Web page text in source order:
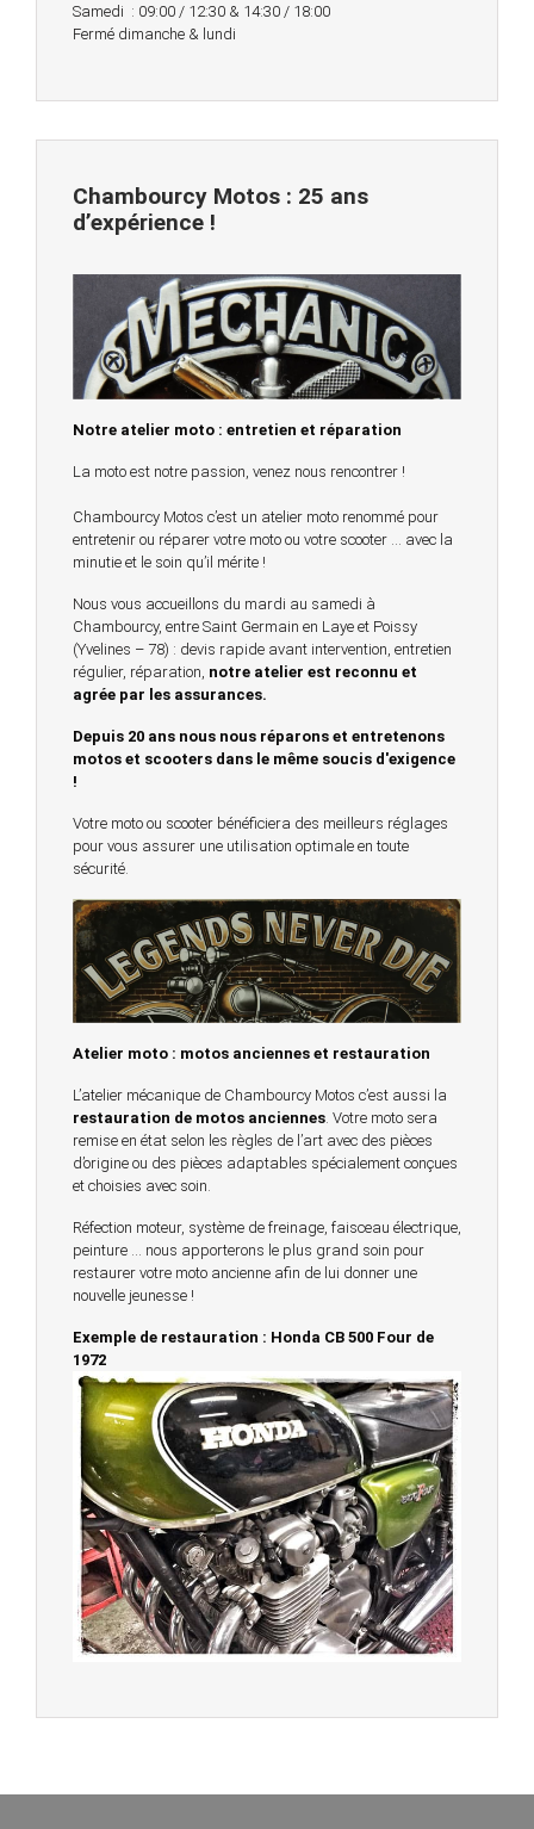
Samedi : 09:00 / 12:30 & 14:30 / 18:00
Fermé dimanche & lundi
Chambourcy Motos : 25 ans
d’expérience !
Notre atelier moto : entretien et réparation
La moto est notre passion, venez nous rencontrer !
Chambourcy Motos c’est un atelier moto renommé pour
entretenir ou réparer votre moto ou votre scooter … avec la
minutie et le soin qu’il mérite !
Nous vous accueillons du mardi au samedi à
Chambourcy, entre Saint Germain en Laye et Poissy
(Yvelines – 78) : devis rapide avant intervention, entretien
régulier, réparation, notre atelier est reconnu et
agrée par les assurances.
Depuis 20 ans nous nous réparons et entretenons
motos et scooters dans le même soucis d'exigence
!
Votre moto ou scooter bénéficiera des meilleurs réglages
pour vous assurer une utilisation optimale en toute
sécurité.
Atelier moto : motos anciennes et restauration
L’atelier mécanique de Chambourcy Motos c’est aussi la
restauration de motos anciennes . Votre moto sera
remise en état selon les règles de l’art avec des pièces
d’origine ou des pièces adaptables spécialement conçues
et choisies avec soin.
Réfection moteur, système de freinage, faisceau électrique,
peinture … nous apporterons le plus grand soin pour
restaurer votre moto ancienne afin de lui donner une
nouvelle jeunesse !
Exemple de restauration : Honda CB 500 Four de
1972